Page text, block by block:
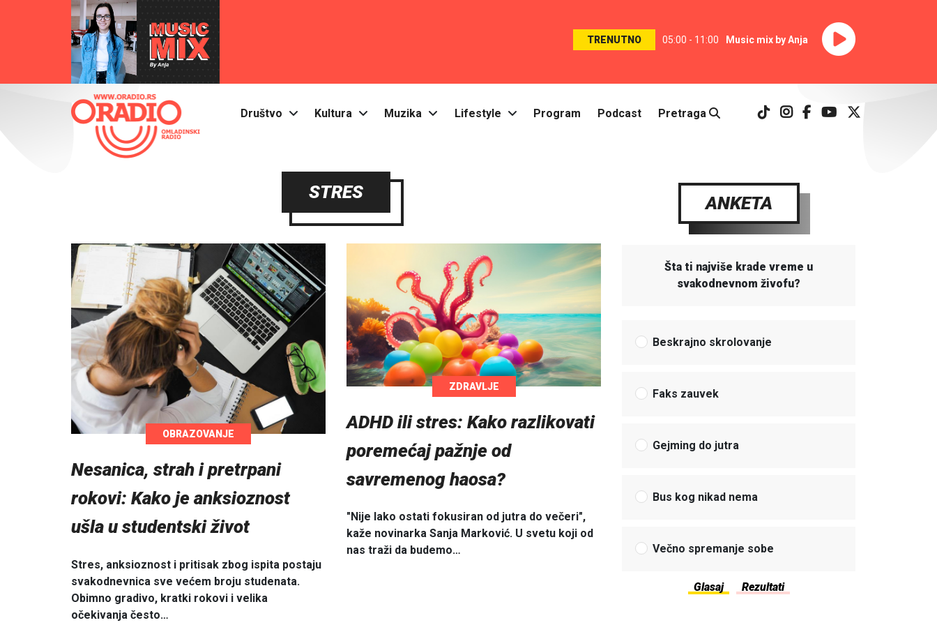
TRENUTNO 05:00 - 11:00 Music mix by Anja
Društvo Kultura Muzika Lifestyle Program Podcast Pretraga
STRES
OBRAZOVANJE
Nesanica, strah i pretrpani
rokovi: Kako je anksioznost
ušla u studentski život
Stres, anksioznost i pritisak zbog ispita postaju
svakodnevnica sve većem broju studenata.
Obimno gradivo, kratki rokovi i velika
očekivanja često…
ZDRAVLJE
ADHD ili stres: Kako razlikovati
poremećaj pažnje od
savremenog haosa?
"Nije lako ostati fokusiran od jutra do večeri",
kaže novinarka Sanja Marković. U svetu koji od
nas traži da budemo…
ANKETA
Šta ti najviše krade vreme u
svakodnevnom živofu?
Beskrajno skrolovanje
Faks zauvek
Gejming do jutra
Bus kog nikad nema
Večno spremanje sobe